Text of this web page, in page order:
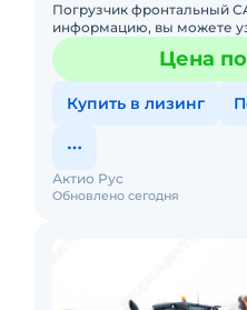
Погрузчик фронтальный
информацию, вы можете
прямо сейчас! Не
преимущества: &bЦена
Купить в лизинг
Обновлено сегодня
Актио Рус